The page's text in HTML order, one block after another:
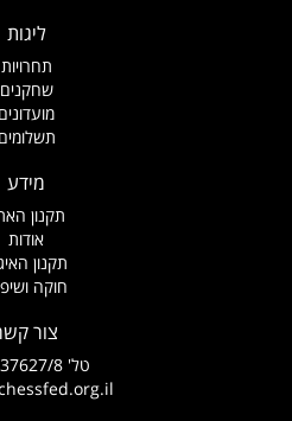
תחרויות
שחקנים
מועדונים
תשלומים
תקנון האתר
תקנון האיגוד
חוקה ושיפוט
צור קשר